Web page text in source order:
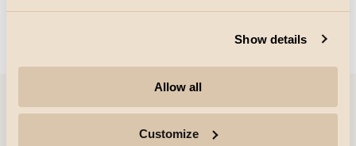
Show details
Allow all
Customize
Could not load articles. Please refresh the page.